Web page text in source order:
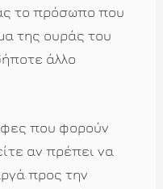
το πρόσωπο που
της ουράς του
άλλο
που φορούν
αν πρέπει να
προς την